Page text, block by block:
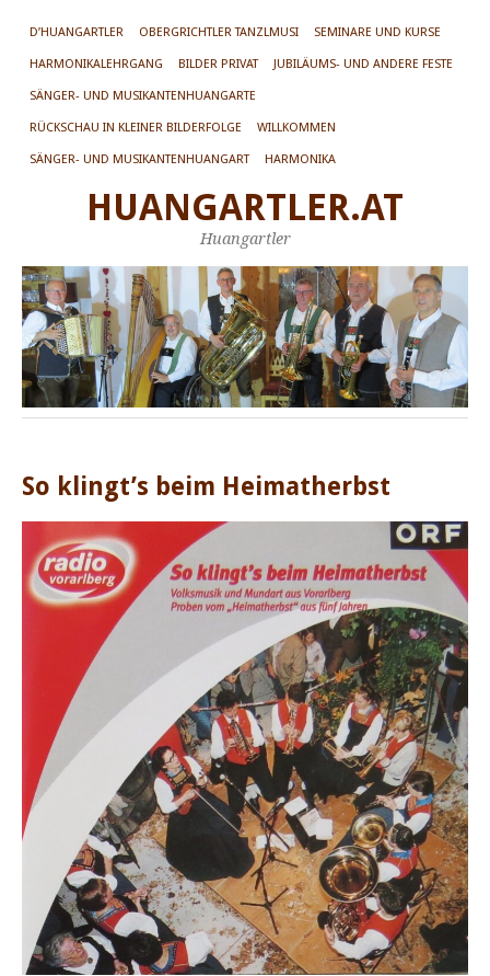
D’HUANGARTLER OBERGRICHTLER TANZLMUSI SEMINARE UND KURSE
HARMONIKALEHRGANG BILDER PRIVAT JUBILÄUMS- UND ANDERE FESTE
SÄNGER- UND MUSIKANTENHUANGARTE
RÜCKSCHAU IN KLEINER BILDERFOLGE WILLKOMMEN
SÄNGER- UND MUSIKANTENHUANGART HARMONIKA
HUANGARTLER.AT
Huangartler
So klingt’s beim Heimatherbst